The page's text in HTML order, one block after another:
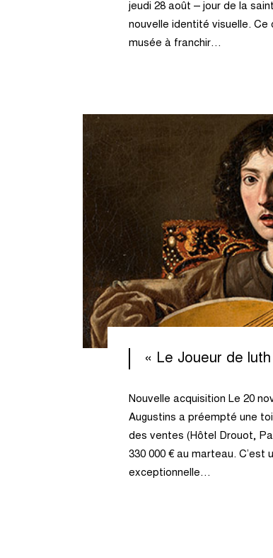
jeudi 28 août – jour de la
nouvelle identité visuelle. Ce
musée à franchir…
« Le Joueur de
Nouvelle acquisition Le 20
Augustins a préempté une
des ventes (Hôtel Drouot,
330 000 € au marteau. C’est
exceptionnelle…